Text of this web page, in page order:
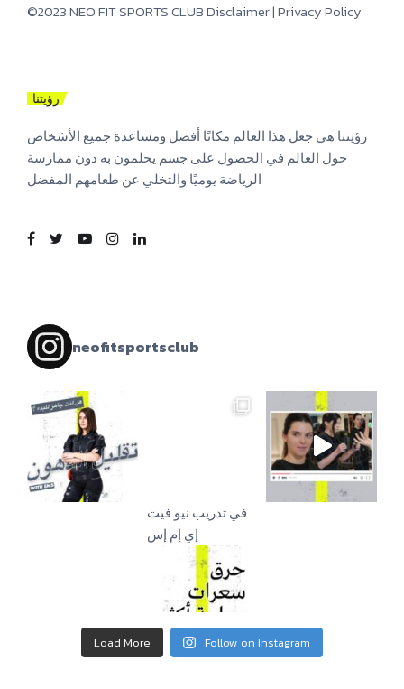
©2023 NEO FIT SPORTS CLUBDisclaimer|Privacy Policy
رؤيتنا
رؤيتنا هي جعل هذا العالم مكانًا أفضل ومساعدة جميع الأشخاص
حول العالم في الحصول على جسم يحلمون به دون ممارسة
الرياضة يوميًا والتخلي عن طعامهم المفضل
neofitsportsclub
إي إم إس
Load More Follow on Instagram